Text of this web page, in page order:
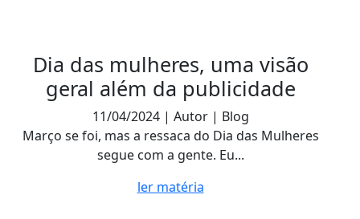
Dia das mulheres, uma visão
geral além da publicidade
11/04/2024 | Autor | Blog
Março se foi, mas a ressaca do Dia das Mulheres
segue com a gente. Eu...
ler matéria